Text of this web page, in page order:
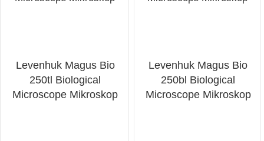
Levenhuk Magus Bio
250tl Biological
Microscope Mikroskop
Levenhuk Magus Bio
250bl Biological
Microscope Mikroskop